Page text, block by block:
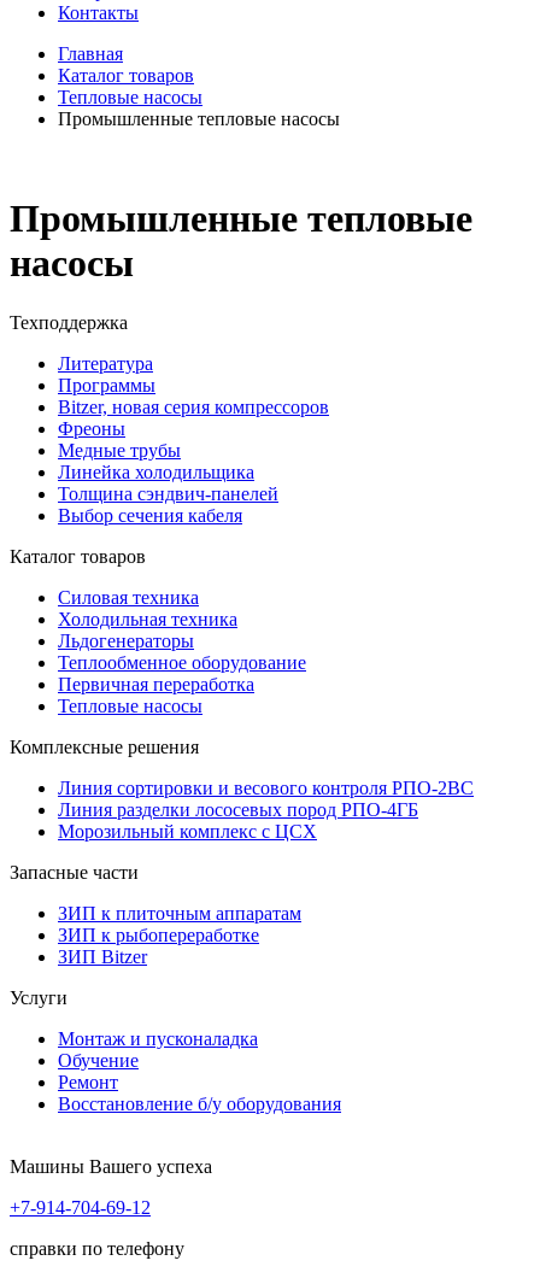
Контакты
Главная
Каталог товаров
Тепловые насосы
Промышленные тепловые насосы
Промышленные тепловые
насосы
Техподдержка
Литература
Программы
Bitzer, новая серия компрессоров
Фреоны
Медные трубы
Линейка холодильщика
Толщина сэндвич-панелей
Выбор сечения кабеля
Каталог товаров
Силовая техника
Холодильная техника
Льдогенераторы
Теплообменное оборудование
Первичная переработка
Тепловые насосы
Комплексные решения
Линия сортировки и весового контроля РПО-2ВС
Линия разделки лососевых пород РПО-4ГБ
Морозильный комплекс с ЦСХ
Запасные части
ЗИП к плиточным аппаратам
ЗИП к рыбопереработке
ЗИП Bitzer
Услуги
Монтаж и пусконаладка
Обучение
Ремонт
Восстановление б/у оборудования
Машины Вашего успеха
+7-914-704-69-12
справки по телефону